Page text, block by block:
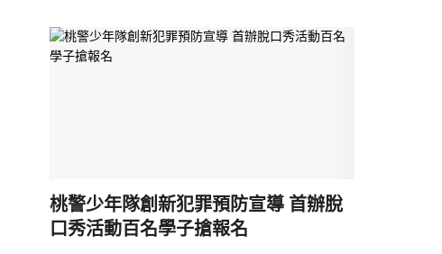
桃警少年隊創新犯罪預防宣導 首辦脫
口秀活動百名學子搶報名